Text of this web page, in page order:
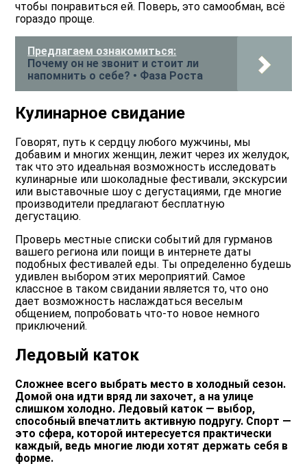
чтобы понравиться ей. Поверь, это самообман, всё
гораздо проще.
Предлагаем ознакомиться:
Почему он не звонит и стоит ли
напомнить о себе? • Фаза Роста
Кулинарное свидание
Говорят, путь к сердцу любого мужчины, мы
добавим и многих женщин, лежит через их желудок,
так что это идеальная возможность исследовать
кулинарные или шоколадные фестивали, экскурсии
или выставочные шоу с дегустациями, где многие
производители предлагают бесплатную
дегустацию.
Проверь местные списки событий для гурманов
вашего региона или поищи в интернете даты
подобных фестивалей еды. Ты определенно будешь
удивлен выбором этих мероприятий. Самое
классное в таком свидании является то, что оно
дает возможность наслаждаться веселым
общением, попробовать что-то новое немного
приключений.
Ледовый каток
Сложнее всего выбрать место в холодный сезон.
Домой она идти вряд ли захочет, а на улице
слишком холодно. Ледовый каток — выбор,
способный впечатлить активную подругу. Спорт —
это сфера, которой интересуется практически
каждый, ведь многие люди хотят держать себя в
форме.